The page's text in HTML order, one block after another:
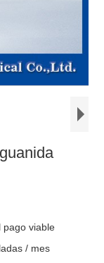
pago viable
/ mes